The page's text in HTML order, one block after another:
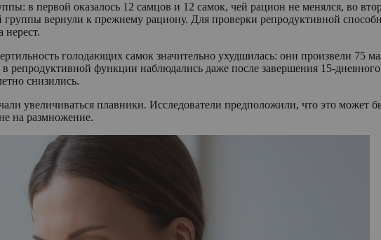
в первой оказалось 12 самцов и 12 самок, чей рацион не менялся, во
группы вернули к прежнему рациону. Для проверки репродуктивной
нерест.
голодающих самок значительно ухудшилась: они произвели 75
репродуктивной функции наблюдались даже после завершения 15-
снизились.
увеличиваться плавники. Исследователи предположили, что это может
на размножение.